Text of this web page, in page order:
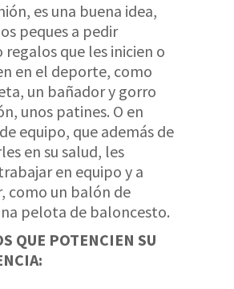
es una buena idea,
peques a pedir
regalos que les inicien o
en el deporte, como
un bañador y gorro
unos patines. O en
equipo, que además de
en su salud, les
en equipo y a
como un balón de
pelota de baloncesto.
QUE POTENCIEN SU